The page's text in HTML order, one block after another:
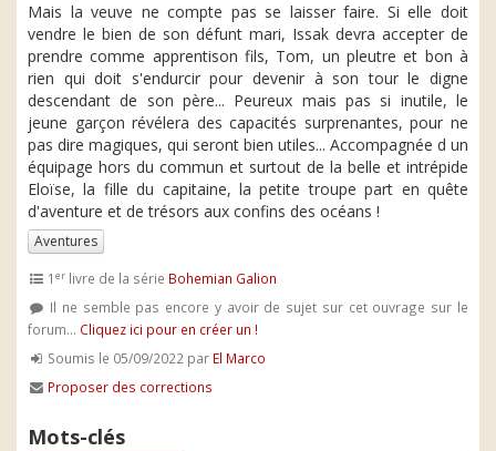
Mais la veuve ne compte pas se laisser faire. Si elle doit
vendre le bien de son défunt mari, Issak devra accepter de
prendre comme apprentison fils, Tom, un pleutre et bon à
rien qui doit s'endurcir pour devenir à son tour le digne
descendant de son père... Peureux mais pas si inutile, le
jeune garçon révélera des capacités surprenantes, pour ne
pas dire magiques, qui seront bien utiles... Accompagnée d un
équipage hors du commun et surtout de la belle et intrépide
Eloïse, la fille du capitaine, la petite troupe part en quête
d'aventure et de trésors aux confins des océans !
Aventures
1er livre de la série Bohemian Galion
Il ne semble pas encore y avoir de sujet sur cet ouvrage sur le
forum... Cliquez ici pour en créer un !
Soumis le 05/09/2022 par El Marco
Proposer des corrections
Mots-clés